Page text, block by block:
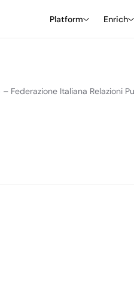
Platform Enrich
Federazione Italiana Relazioni